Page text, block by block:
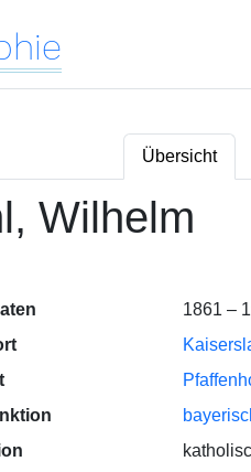
Übersicht
Wilhelm
1861 –